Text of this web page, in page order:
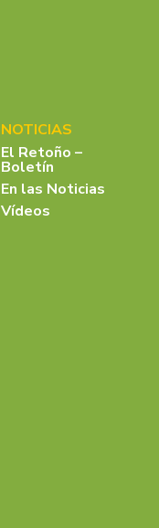
NOTICIAS
El Retoño –
Boletín
En las Noticias
Vídeos